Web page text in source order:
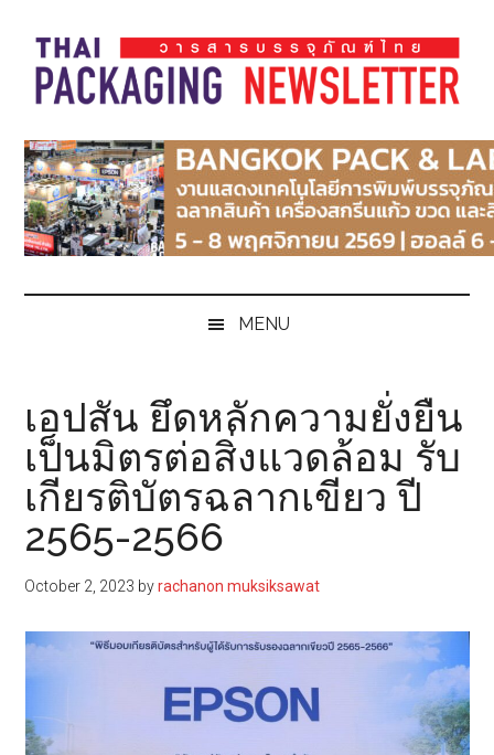
main
content
secondary
menu
primary
sidebar
footer
Thai
Pack
Magazine
Pack
Magazine
MENU
เอปสัน ยึดหลักความยั่งยืน
เป็นมิตรต่อสิ่งแวดล้อม รับ
เกียรติบัตรฉลากเขียว ปี
2565-2566
October 2, 2023 byrachanon muksiksawat